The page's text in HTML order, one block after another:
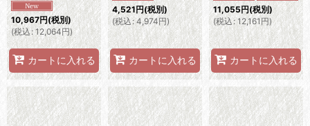
10,967円(税別)
(税込: 12,064円)
カートに入れる
4,521円(税別)
(税込: 4,974円)
カートに入れる
11,055円(税別)
(税込: 12,161円)
カートに入れる